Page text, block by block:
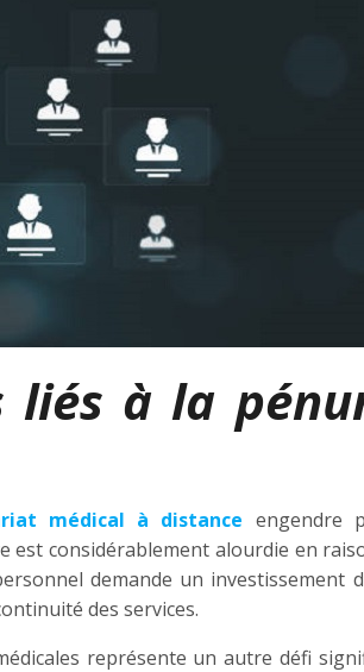
liés à la
médical à distance engendre
est considérablement alourdie en
demande un investissement
des services.
représente un autre défi